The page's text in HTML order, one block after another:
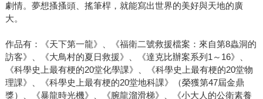
劇情。夢想搔搔頭、搖筆桿，就能寫出世界的美好與天地的廣
大。
作品有：《天下第一龍》、《福衛二號救援檔案：來自第8蟲洞的
訪客》、《大鳥村的夏日救援》、《達克比辦案系列1～16》、
《科學史上最有梗的20堂化學課》、《科學史上最有梗的20堂物
理課》、《科學史上最有梗的20堂地科課》（榮獲第47屆金鼎
獎）、《暴龍時光機》、《腕龍溜滑梯》、《小大人的公衛素養